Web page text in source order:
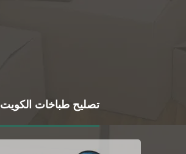
تصليح طباخات الكويت